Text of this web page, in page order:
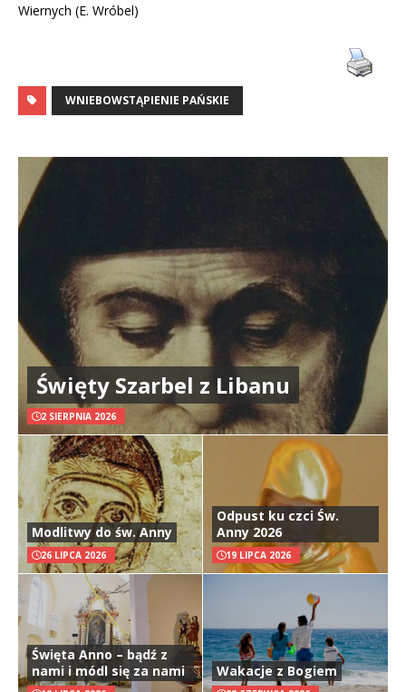
Wiernych (E. Wróbel)
WNIEBOWSTĄPIENIE PAŃSKIE
Święty Szarbel z Libanu
2 SIERPNIA 2026
Modlitwy do św. Anny
26 LIPCA 2026
Odpust ku czci Św.
Anny 2026
19 LIPCA 2026
Święta Anno – bądź z
nami i módl się za nami
Wakacje z Bogiem